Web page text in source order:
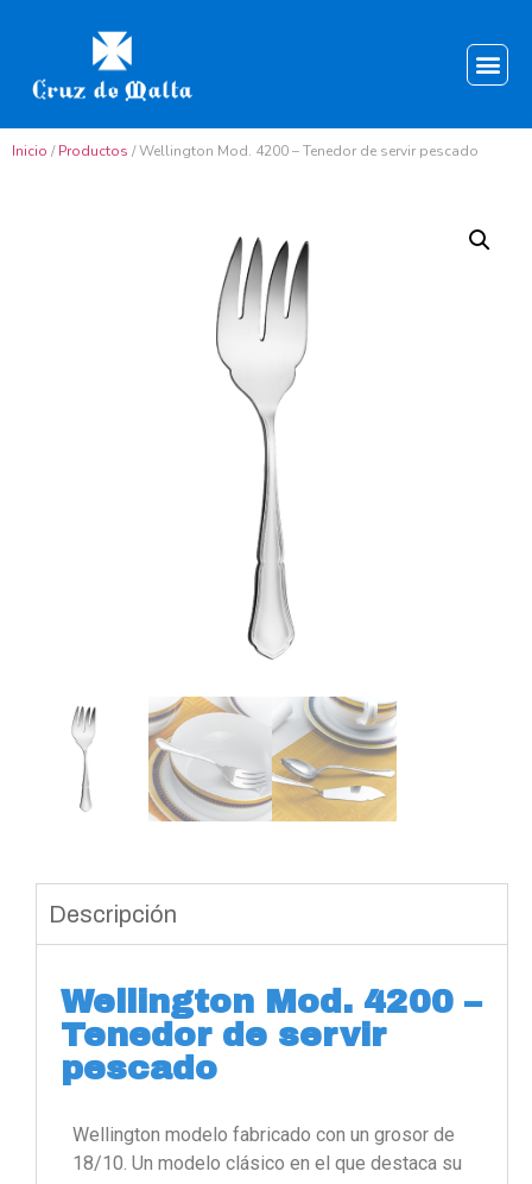
Inicio /Productos / Wellington Mod. 4200 – Tenedor de servir pescado
Descripción
Wellington Mod. 4200 –
Tenedor de servir
pescado
Wellington modelo fabricado con un grosor de
18/10. Un modelo clásico en el que destaca su